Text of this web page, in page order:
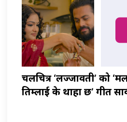
चलचित्र ‘लज्जावती’ को
तिम्लाई के थाहा छ’ गीत